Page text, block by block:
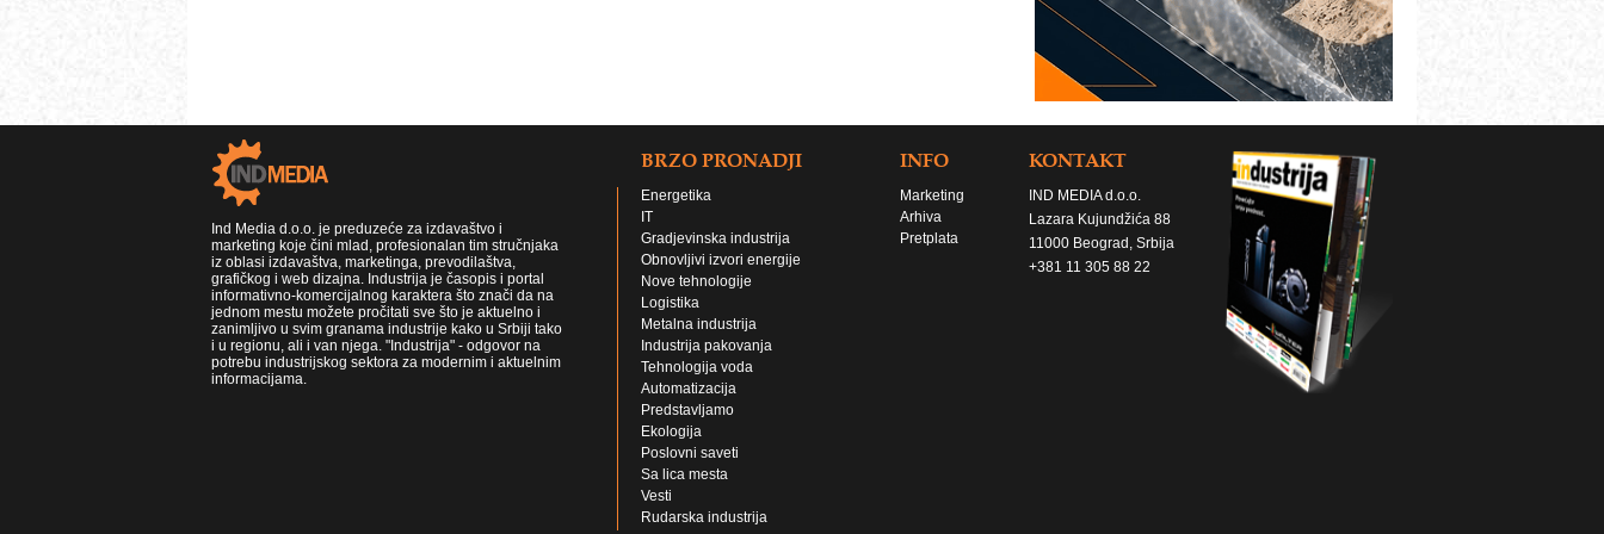
Ind Media d.o.o. je preduzeće za izdavaštvo i
marketing koje čini mlad, profesionalan tim stručnjaka
iz oblasi izdavaštva, marketinga, prevodilaštva,
grafičkog i web dizajna. Industrija je časopis i portal
informativno-komercijalnog karaktera što znači da na
jednom mestu možete pročitati sve što je aktuelno i
zanimljivo u svim granama industrije kako u Srbiji tako
i u regionu, ali i van njega. "Industrija" - odgovor na
potrebu industrijskog sektora za modernim i aktuelnim
informacijama.
BRZO PRONADJI
Energetika
IT
Gradjevinska industrija
Obnovljivi izvori energije
Nove tehnologije
Logistika
Metalna industrija
Industrija pakovanja
Tehnologija voda
Automatizacija
Predstavljamo
Ekologija
Poslovni saveti
Sa lica mesta
Vesti
Rudarska industrija
INFO
Marketing
Arhiva
Pretplata
KONTAKT
IND MEDIA d.o.o.
Lazara Kujundžića 88
11000 Beograd, Srbija
+381 11 305 88 22